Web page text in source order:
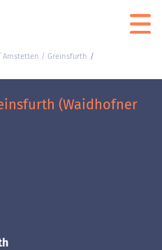
Amstetten / Greinsfurth
(Waidhofner